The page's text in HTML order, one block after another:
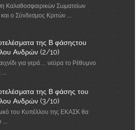
Καλαθοσφαιρικών Σωματείων
ο Σύνδεσμος Κριτών ...
της Β φάσηςτου
Ανδρών (2/10)
για γερά… νεύρα το Ρέθυμνο
της Β φάσης του
Ανδρών (3/10)
του Κυπέλλου της ΕΚΑΣΚ θα
...